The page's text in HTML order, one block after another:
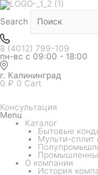
Search
8 (4012) 799-109
пн-вс с 09:00 - 18:00
г. Калининград
0 ₽ 0 Cart
Консультация
Menu
Каталог
Бытовые
Мульти-сплит
О компании
История
Белый
Количество
товара
Внутренний
блок
мульти
системы
Daichi
ICE25AVQS1R-
1